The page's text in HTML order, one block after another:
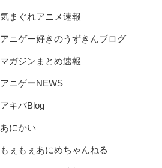
気まぐれアニメ速報
アニゲー好きのうずきんブログ
マガジンまとめ速報
アニゲーNEWS
アキバBlog
あにかい
もぇもぇあにめちゃんねる